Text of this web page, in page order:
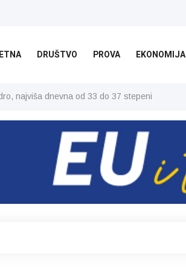
DRUŠTVO PROVA EKONOMIJA
najviša dnevna od 33 do 37 stepeni